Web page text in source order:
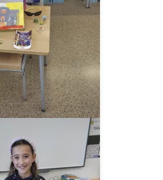
__AMPLIAR__